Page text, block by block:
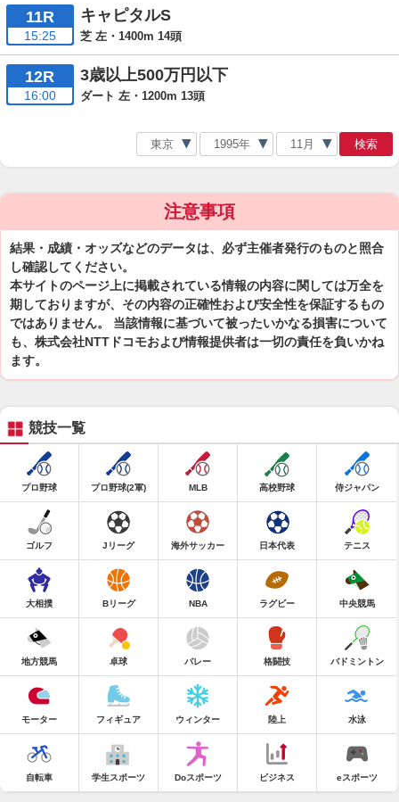
11R
15:25
キャピタルS
芝 左・1400m 14頭
12R
16:00
3歳以上500万円以下
ダート 左・1200m 13頭
検索
注意事項
結果・成績・オッズなどのデータは、必ず主催者発行のものと照合
し確認してください。
本サイトのページ上に掲載されている情報の内容に関しては万全を
期しておりますが、その内容の正確性および安全性を保証するもの
ではありません。 当該情報に基づいて被ったいかなる損害について
も、株式会社NTTドコモおよび情報提供者は一切の責任を負いかね
ます。
競技一覧
プロ野球 プロ野球(2軍) MLB 高校野球 侍ジャパン
ゴルフ Jリーグ 海外サッカー 日本代表 テニス
大相撲 Bリーグ NBA ラグビー 中央競馬
地方競馬 卓球 バレー 格闘技 バドミントン
モーター フィギュア ウィンター 陸上 水泳
自転車 学生スポーツ Doスポーツ ビジネス eスポーツ